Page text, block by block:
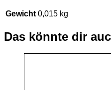
Gewicht 0,015 kg
Das könnte dir